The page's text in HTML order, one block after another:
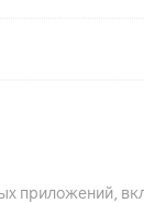
приложений,